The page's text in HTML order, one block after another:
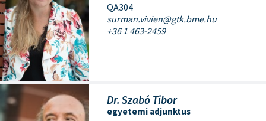
QA304
surman.vivien@gtk.bme.hu
+36 1 463-2459
Dr. Szabó Tibor
egyetemi adjunktus